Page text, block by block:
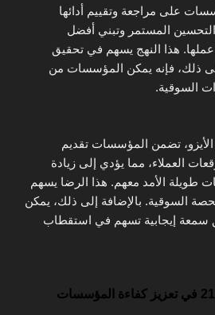
على مراجعة وتقييم أدائها
التحسين المستمر وتبني أفضل
هذا النهج يسهم في تحقيق
على ذلك، فإنه يمكن المؤسسات من
السوقية.
الأيزو، تضمن المؤسسات تقديم
العملاء، مما يؤدي إلى زيادة
طويلة الأمد معهم. هذا الرضا يسهم
السوقية. بالإضافة إلى ذلك، يمكن
إيجابية تسهم في استقطاب
أهمية شهادة الأيزو 21001 في تعزيز كفاءة المؤسسات